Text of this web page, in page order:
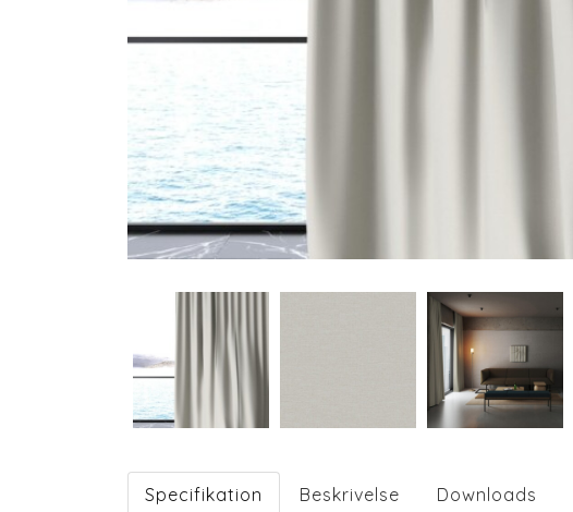
Specifikation Beskrivelse Downloads